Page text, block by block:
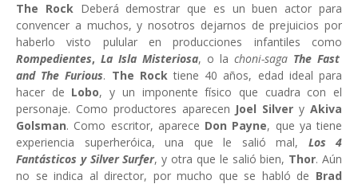
The RockDeberá demostrar que es un buen actor para
convencer a muchos, y nosotros dejarnos de prejuicios por
haberlo visto pulular en producciones infantiles como
Rompedientes, La Isla Misteriosa, o la choni-saga The Fast
and The Furious. The Rocktiene 40 años, edad ideal para
hacer de Lobo, y un imponente físico que cuadra con el
personaje. Como productores aparecen Joel Silver yAkiva
Golsman. Como escritor, aparece Don Payne, que ya tiene
experiencia superheróica, una que le salió mal, Los 4
Fantásticos y Silver Surfer, y otra que le salió bien, Thor. Aún
no se indica al director, por mucho que se habló de Brad